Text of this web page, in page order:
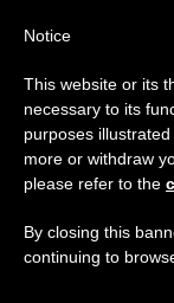
الكنيسة
عظة البابا
Notice
This website or its
necessary to its
purposes
more or withdraw
please refer to the
By closing this
continuing to